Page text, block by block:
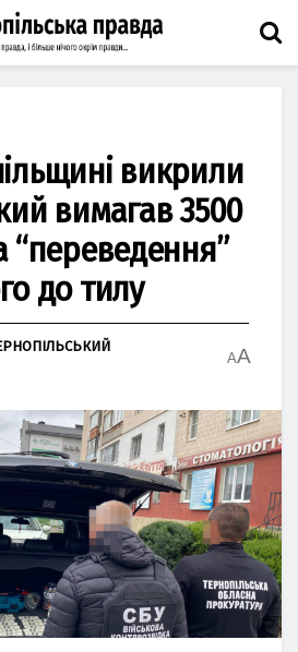
викрили
вимaгaв 3500
“переведення”
до тилу
AA